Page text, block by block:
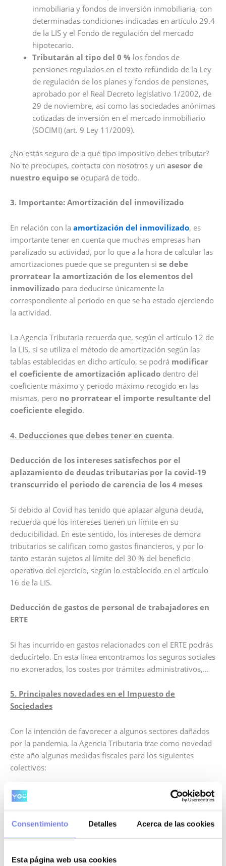
Consentimiento Detalles Acerca de las cookies
Esta página web usa cookies
inmobiliaria y fondos de inversión inmobiliaria, con
determinadas condiciones indicadas en artículo 29.4
de la LIS y el Fondo de regulación del mercado
hipotecario.
Tributarán al tipo del 0 % los fondos de
pensiones regulados en el texto refundido de la Ley
de regulación de los planes y fondos de pensiones,
aprobado por el Real Decreto legislativo 1/2002, de
29 de noviembre, así como las sociedades anónimas
cotizadas de inversión en el mercado inmobiliario
(SOCIMI) (art. 9 Ley 11/2009).
¿No estás seguro de a qué tipo impositivo debes tributar?
No te preocupes, contacta con nosotros y un asesor de
nuestro equipo se ocupará de todo.
3. Importante: Amortización del inmovilizado
En relación con la amortización del inmovilizado, es
importante tener en cuenta que muchas empresas han
paralizado su actividad, por lo que a la hora de calcular las
amortizaciones puede que se pregunten si se debe
prorratear la amortización de los elementos del
inmovilizado para deducirse únicamente la
correspondiente al periodo en que se ha estado ejerciendo
la actividad.
La Agencia Tributaria recuerda que, según el artículo 12 de
la LIS, si se utiliza el método de amortización según las
tablas establecidas en dicho artículo, se podrá modificar
el coeficiente de amortización aplicado dentro del
coeficiente máximo y periodo máximo recogido en las
mismas, pero no prorratear el importe resultante del
coeficiente elegido.
4. Deducciones que debes tener en cuenta.
Deducción de los intereses satisfechos por el
aplazamiento de deudas tributarias por la covid-19
transcurrido el periodo de carencia de los 4 meses
Si debido al Covid has tenido que aplazar alguna deuda,
recuerda que los intereses tienen un límite en su
deducibilidad. En este sentido, los intereses de demora
tributarios se califican como gastos financieros, y por lo
tanto estarán sujetos al límite del 30 % del beneficio
operativo del ejercicio, según lo establecido en el artículo
16 de la LIS.
Deducción de gastos de personal de trabajadores en
ERTE
Si has incurrido en gastos relacionados con el ERTE podrás
deducírtelo. En esta línea encontramos los seguros sociales
no exonerados, los costes por trámites administrativos,…
5. Principales novedades en el Impuesto de
Sociedades
Con la intención de favorecer a algunos sectores dañados
por la pandemia, la Agencia Tributaria trae como novedad
este año algunas medidas fiscales para los siguientes
colectivos:
Medidas de carácter temporal vinculadas con el
sector de la automoción con el objeto de potenciar el
por la covid-19.